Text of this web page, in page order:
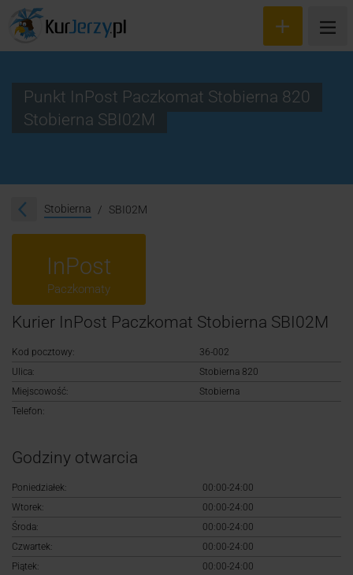
Śledzenie przesyłki
Logowanie
Punkt InPost Paczkomat Stobierna 820
Stobierna SBI02M
Stobierna SBI02M
InPost
Paczkomaty
Kurier InPost Paczkomat Stobierna SBI02M
Kod pocztowy:
36-002
Ulica:
Stobierna 820
Miejscowość:
Stobierna
Telefon:
Godziny otwarcia
Poniedziałek:
00:00-24:00
Wtorek:
00:00-24:00
Środa:
00:00-24:00
Czwartek:
00:00-24:00
Piątek:
00:00-24:00